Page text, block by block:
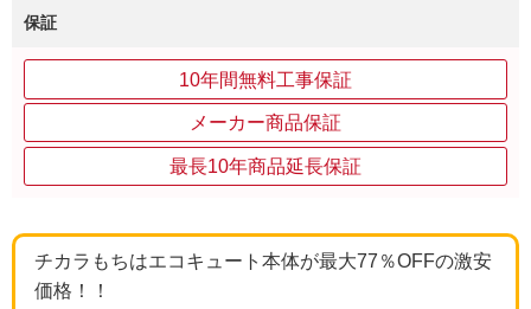
保証
10年間無料工事保証
メーカー商品保証
最長10年商品延長保証
チカラもちはエコキュート本体が最大77％OFFの激安
価格！！